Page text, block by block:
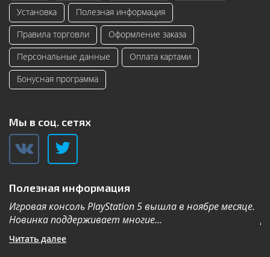
Установка
Полезная информация
Правила торговли
Оформление заказа
Персональные данные
Оплата картами
Бонусная программа
Мы в соц. сетях
Полезная информация
Игровая консоль PlayStation 5 вышла в ноябре месяце.
Новинка поддерживает многие...
Читать далее